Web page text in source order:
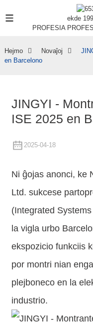
ekde
PROFESIA
Hejmo Novaĵoj
en Barcelono
JINGYI -
ISE 2025 en
2025-04-18
Ni ĝojas anonci, ke
Ltd. sukcese
(Integrated
la vigla urbo
ekspozicio funkciis
por montri nian
plejboneco en la
industrio.